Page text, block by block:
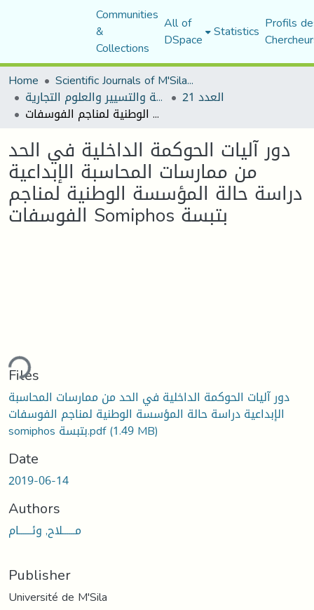
Communities
&
Collections
All of
DSpace Statistics Profils
Home
Scientific Journals of M'Sila University
مجلة العلوم الاقتصادية والتسيير والعلوم التجارية العدد 21
دور آليات الحوكمة الداخلية في الحد من ممارسات المحاسبة الإبداعية دراسة حالة المؤسسة الوطنية لمناجم الفوسفات Somiphos بتبسة
دور آليات الحوكمة الداخلية في الحد
من ممارسات المحاسبة الإبداعية
دراسة حالة المؤسسة الوطنية لمناجم
الفوسفات Somiphos بتبسة
Files
دور آليات الحوكمة الداخلية في الحد من ممارسات المحاسبة
الإبداعية دراسة حالة المؤسسة الوطنية لمناجم الفوسفات
somiphos بتبسة.pdf(1.49 MB)
Date
2019-06-14
Authors
مــــــلاح, وئــــــام
Publisher
Université de M'Sila